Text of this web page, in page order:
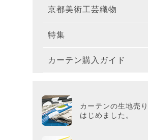
京都美術工芸織物
特集
カーテン購入ガイド
カーテンの生地売り
はじめました。